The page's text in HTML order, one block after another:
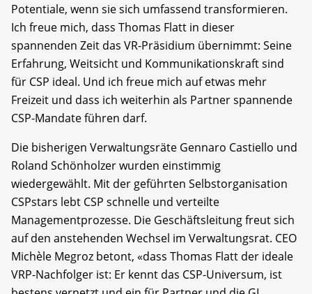
Potentiale, wenn sie sich umfassend transformieren.
Ich freue mich, dass Thomas Flatt in dieser
spannenden Zeit das VR-Präsidium übernimmt: Seine
Erfahrung, Weitsicht und Kommunikationskraft sind
für CSP ideal. Und ich freue mich auf etwas mehr
Freizeit und dass ich weiterhin als Partner spannende
CSP-Mandate führen darf.
Die bisherigen Verwaltungsräte Gennaro Castiello und
Roland Schönholzer wurden einstimmig
wiedergewählt. Mit der geführten Selbstorganisation
CSPstars lebt CSP schnelle und verteilte
Managementprozesse. Die Geschäftsleitung freut sich
auf den anstehenden Wechsel im Verwaltungsrat. CEO
Michèle Megroz betont, «dass Thomas Flatt der ideale
VRP-Nachfolger ist: Er kennt das CSP-Universum, ist